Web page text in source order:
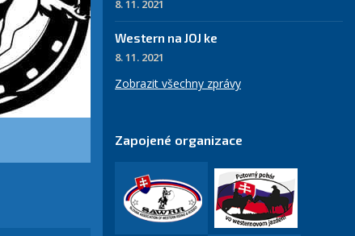
8. 11. 2021
Western na JOJ ke
8. 11. 2021
Zobrazit všechny zprávy
Zapojené organizace